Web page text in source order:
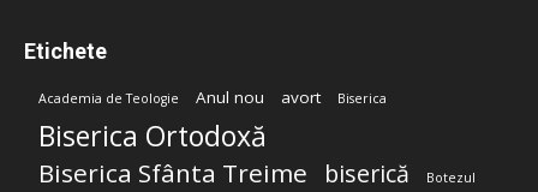
Etichete
Academia de Teologie Anul nou avort Biserica
Biserica Ortodoxă
Biserica Sfânta Treime biserică Botezul